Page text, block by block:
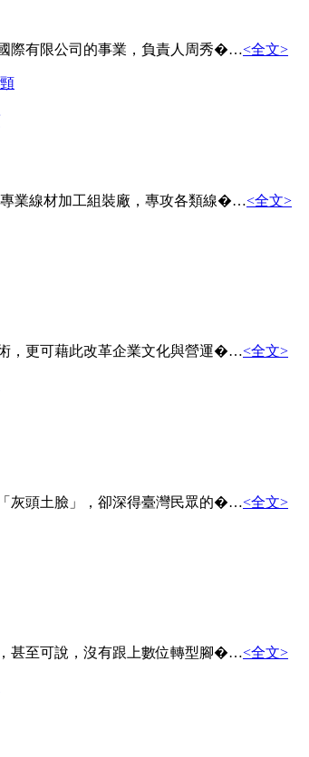
際有限公司的事業，負責人周秀�…<全文>
專業線材加工組裝廠，專攻各類線�…<全文>
，更可藉此改革企業文化與營運�…<全文>
灰頭土臉」，卻深得臺灣民眾的�…<全文>
甚至可說，沒有跟上數位轉型腳�…<全文>